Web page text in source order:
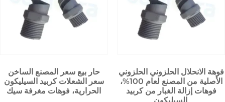
حار بيع سعر المصنع الساخن
سعر الشعلات كربيد السيليكون
الحرارية، فوهات مغرفة سيك
فوهة الانحلال الحلزوني الحلزوني
الأصلية من المصنع لعام 100%،
فوهات إزالة الغبار من كربيد